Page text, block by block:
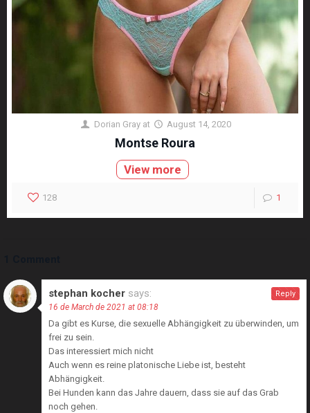
Dorian Gray at August 14, 2020
Montse Roura
View more
128 1
stephan kocher says:
16 de March de 2021 at 08:18
Da gibt es Kurse, die sexuelle Abhängigkeit zu überwinden, um
frei zu sein.
Das interessiert mich nicht
Auch wenn es reine platonische Liebe ist, besteht
Abhängigkeit.
Bei Hunden kann das Jahre dauern, dass sie auf das Grab
noch gehen.
Reply